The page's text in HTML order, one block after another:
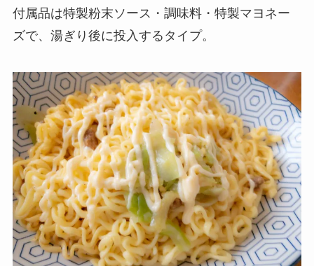
付属品は特製粉末ソース・調味料・特製マヨネー
ズで、湯ぎり後に投入するタイプ。